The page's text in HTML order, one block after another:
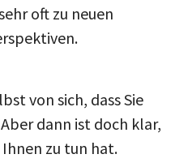
oft zu neuen
von sich, dass Sie
dann ist doch klar,
zu tun hat.